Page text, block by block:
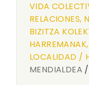
VIDA
RELACIONES,
BIZITZA
LOCALIDAD /
MENDIALDEA /